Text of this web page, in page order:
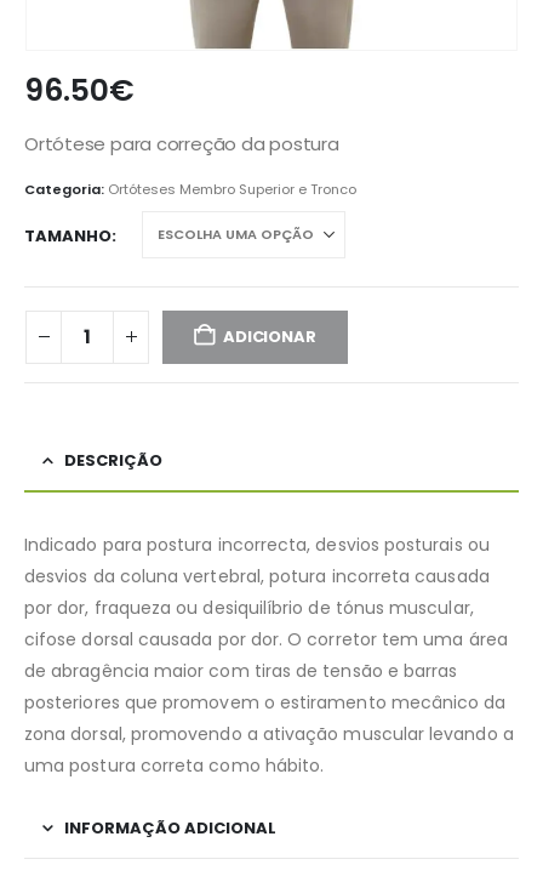
96.50€
Ortótese para correção da postura
Categoria: Ortóteses Membro Superior e Tronco
TAMANHO
ADICIONAR
DESCRIÇÃO
Indicado para postura incorrecta, desvios posturais ou
desvios da coluna vertebral, potura incorreta causada
por dor, fraqueza ou desiquilíbrio de tónus muscular,
cifose dorsal causada por dor. O corretor tem uma área
de abragência maior com tiras de tensão e barras
posteriores que promovem o estiramento mecânico da
zona dorsal, promovendo a ativação muscular levando a
uma postura correta como hábito.
INFORMAÇÃO ADICIONAL